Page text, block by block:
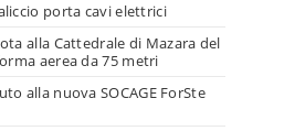
porta cavi elettrici
alla Cattedrale di Mazara del
aerea da 75 metri
alla nuova SOCAGE ForSte